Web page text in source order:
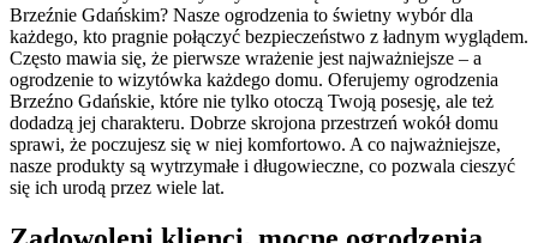
Brzeźnie Gdańskim? Nasze ogrodzenia to świetny wybór dla
każdego, kto pragnie połączyć bezpieczeństwo z ładnym wyglądem.
Często mawia się, że pierwsze wrażenie jest najważniejsze – a
ogrodzenie to wizytówka każdego domu. Oferujemy ogrodzenia
Brzeźno Gdańskie, które nie tylko otoczą Twoją posesję, ale też
dodadzą jej charakteru. Dobrze skrojona przestrzeń wokół domu
sprawi, że poczujesz się w niej komfortowo. A co najważniejsze,
nasze produkty są wytrzymałe i długowieczne, co pozwala cieszyć
się ich urodą przez wiele lat.